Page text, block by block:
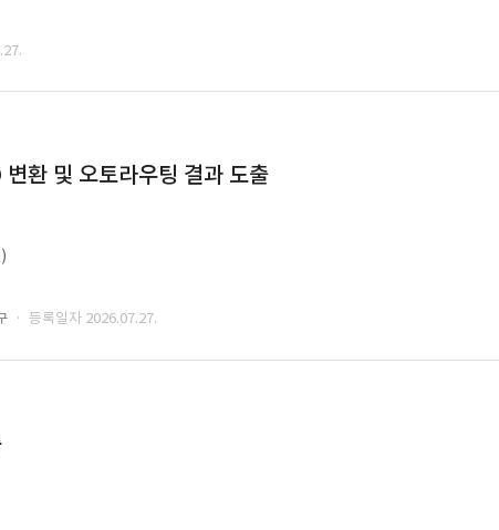
환 및 오토라우팅 결과 도출
· 등록일자 2026.07.27.